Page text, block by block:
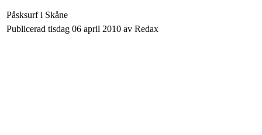
Påsksurf i Skåne
Publicerad tisdag 06 april 2010 av Redax